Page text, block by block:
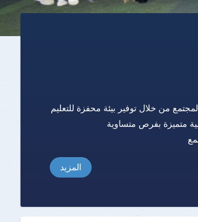
من خلال توفير بيئة محفزة للتعليم
متميزة بفرص متساوية
المزيد